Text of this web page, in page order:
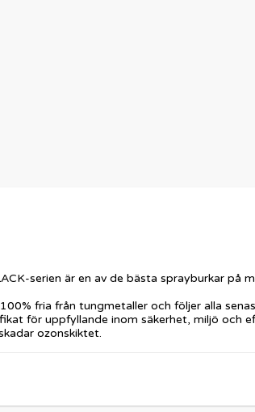
serien är en av de bästa sprayburkar på
fria från tungmetaller och följer alla
för uppfyllande inom säkerhet, miljö och
ozonskiktet.